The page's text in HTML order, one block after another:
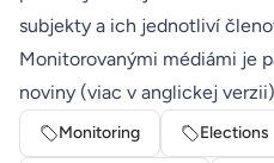
subjekty a ich jednotliví
Monitorovanými médiámi je
noviny (viac v anglickej verzii
Monitoring Elections